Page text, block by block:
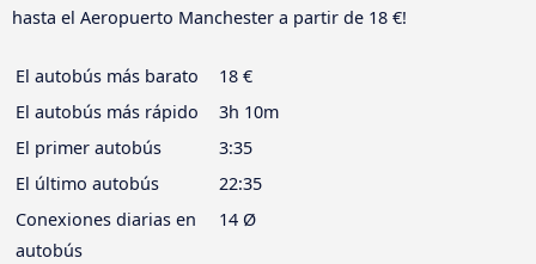
hasta el Aeropuerto Manchester a partir de 18 €!
El autobús más barato
18 €
El autobús más rápido
3h 10m
El primer autobús
3:35
El último autobús
22:35
Conexiones diarias en
autobús
14 Ø